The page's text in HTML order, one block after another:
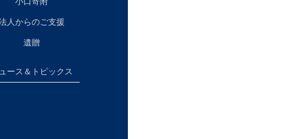
人からのご支援
遺贈
ース＆トピックス